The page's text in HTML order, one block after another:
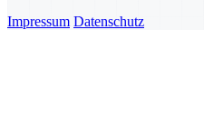
Impressum Datenschutz